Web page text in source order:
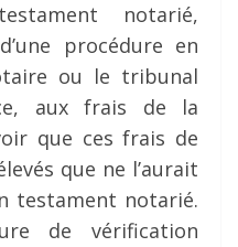
notarié,
procédure en
ou le tribunal
aux frais de la
que ces frais de
que ne l’aurait
testament notarié.
de vérification